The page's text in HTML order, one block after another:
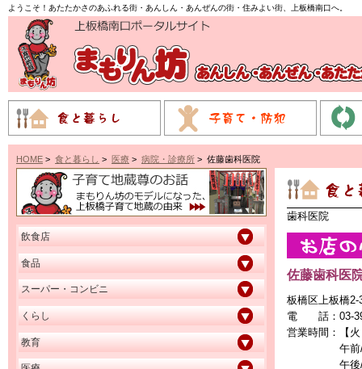
ようこそ！あたたかさのあふれる街・あんしん・あんぜんの街・住みよい街、上板橋南口へ。
HOME > 食と暮らし > 医療 > 病院・診療所 > 佐藤歯科医院
歯科医院
佐藤歯科医
板橋区上板橋2-
電 話： 03-
営業時間：
【
午
午
飲食店
食品
スーパー・コンビニ
くらし
教育